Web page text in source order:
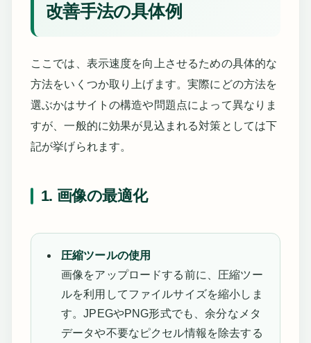
改善手法の具体例
ここでは、表示速度を向上させるための具体的な
方法をいくつか取り上げます。実際にどの方法を
選ぶかはサイトの構造や問題点によって異なりま
すが、一般的に効果が見込まれる対策としては下
記が挙げられます。
1. 画像の最適化
圧縮ツールの使用
画像をアップロードする前に、圧縮ツー
ルを利用してファイルサイズを縮小しま
す。JPEGやPNG形式でも、余分なメタ
データや不要なピクセル情報を除去する